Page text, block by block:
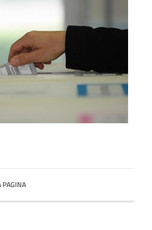
PAGINA